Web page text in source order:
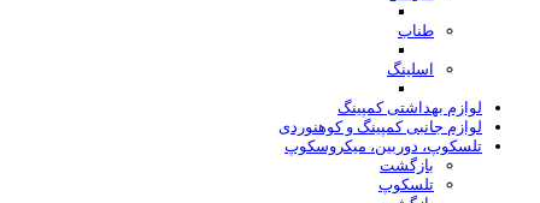
طناب
اسلینگ
لوازم بهداشتی کمپینگ
لوازم جانبی کمپینگ و کوهنوردی
تلسکوپ، دوربین، میکروسکوپ
بازگشت
تلسکوپ